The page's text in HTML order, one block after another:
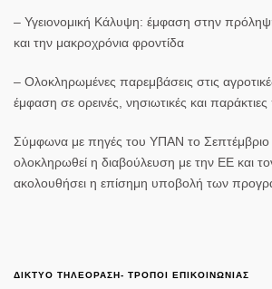
– Υγειονομική Κάλυψη: έμφαση στην
και την μακροχρόνια φροντίδα
– Ολοκληρωμένες παρεμβάσεις στις
έμφαση σε ορεινές, νησιωτικές και παράκτιες
Σύμφωνα με πηγές του ΥΠΑΝ το Σεπτέμβριο
ολοκληρωθεί η διαβούλευση με την ΕΕ και
ακολουθήσει η επίσημη υποβολή των
ΔΙΚΤΥΟ ΤΗΛΕΟΡΑΣΗ- ΤΡΟΠΟΙ ΕΠΙΚΟΙΝΩΝΙΑΣ